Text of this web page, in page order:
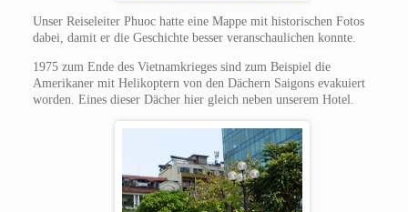
Unser Reiseleiter Phuoc hatte eine Mappe mit historischen Fotos
dabei, damit er die Geschichte besser veranschaulichen konnte.
1975 zum Ende des Vietnamkrieges sind zum Beispiel die
Amerikaner mit Helikoptern von den Dächern Saigons evakuiert
worden. Eines dieser Dächer hier gleich neben unserem Hotel.